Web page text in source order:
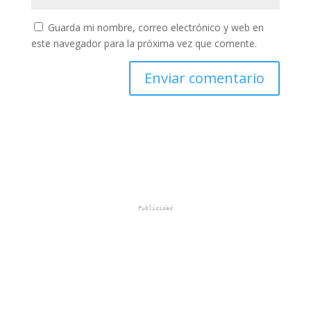
Guarda mi nombre, correo electrónico y web en
este navegador para la próxima vez que comente.
Publicidad